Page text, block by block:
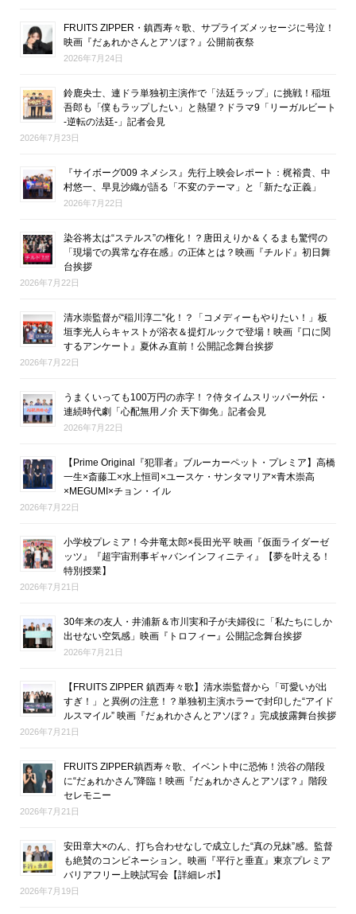
FRUITS ZIPPER・鎮西寿々歌、サプライズメッセージに号泣！
映画『だぁれかさんとアソぼ？』公開前夜祭
2026年7月24日
鈴鹿央士、連ドラ単独初主演作で「法廷ラップ」に挑戦！稲垣
吾郎も「僕もラップしたい」と熱望？ドラマ9「リーガルビート
-逆転の法廷-」記者会見
2026年7月23日
『サイボーグ009 ネメシス』先行上映会レポート：梶裕貴、中
村悠一、早見沙織が語る「不変のテーマ」と「新たな正義」
2026年7月22日
染谷将太は“ステルス”の権化！？唐田えりか＆くるまも驚愕の
「現場での異常な存在感」の正体とは？映画『チルド』初日舞
台挨拶
2026年7月22日
清水崇監督が“稲川淳二”化！？「コメディーもやりたい！」板
垣李光人らキャストが浴衣＆提灯ルックで登場！映画『口に関
するアンケート』夏休み直前！公開記念舞台挨拶
2026年7月22日
うまくいっても100万円の赤字！？侍タイムスリッパー外伝・
連続時代劇「心配無用ノ介 天下御免」記者会見
2026年7月22日
【Prime Original『犯罪者』ブルーカーペット・プレミア】高橋
一生×斎藤工×水上恒司×ユースケ・サンタマリア×青木崇高
×MEGUMI×チョン・イル
2026年7月22日
小学校プレミア！今井竜太郎×長田光平 映画『仮面ライダーゼ
ッツ』『超宇宙刑事ギャバンインフィニティ』【夢を叶える！
特別授業】
2026年7月21日
30年来の友人・井浦新＆市川実和子が夫婦役に「私たちにしか
出せない空気感」映画『トロフィー』公開記念舞台挨拶
2026年7月21日
【FRUITS ZIPPER 鎮西寿々歌】清水崇監督から「可愛いが出
すぎ！」と異例の注意！？単独初主演ホラーで封印した“アイド
ルスマイル” 映画『だぁれかさんとアソぼ？』完成披露舞台挨拶
2026年7月21日
FRUITS ZIPPER鎮西寿々歌、イベント中に恐怖！渋谷の階段
に“だぁれかさん”降臨！映画『だぁれかさんとアソぼ？』階段
セレモニー
2026年7月21日
安田章大×のん、打ち合わせなしで成立した“真の兄妹”感。監督
も絶賛のコンビネーション。映画『平行と垂直』東京プレミア
バリアフリー上映試写会【詳細レポ】
2026年7月19日